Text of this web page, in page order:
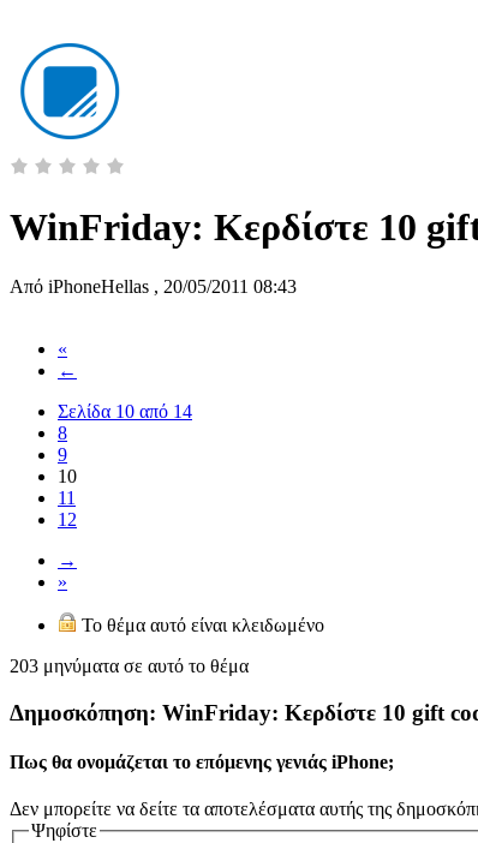
WinFriday: Κερδίστε 10
Από iPhoneHellas , 20/05/2011 08:43
«
←
Σελίδα 10 από 14
8
9
10
11
12
→
»
Το θέμα αυτό είναι κλειδωμένο
203 μηνύματα σε αυτό το θέμα
Δημοσκόπηση: WinFriday: Κερδίστε 10 gift
Πως θα ονομάζεται το επόμενης γενιάς iPhone;
Δεν μπορείτε να δείτε τα αποτελέσματα αυτής της
Ψηφίστε